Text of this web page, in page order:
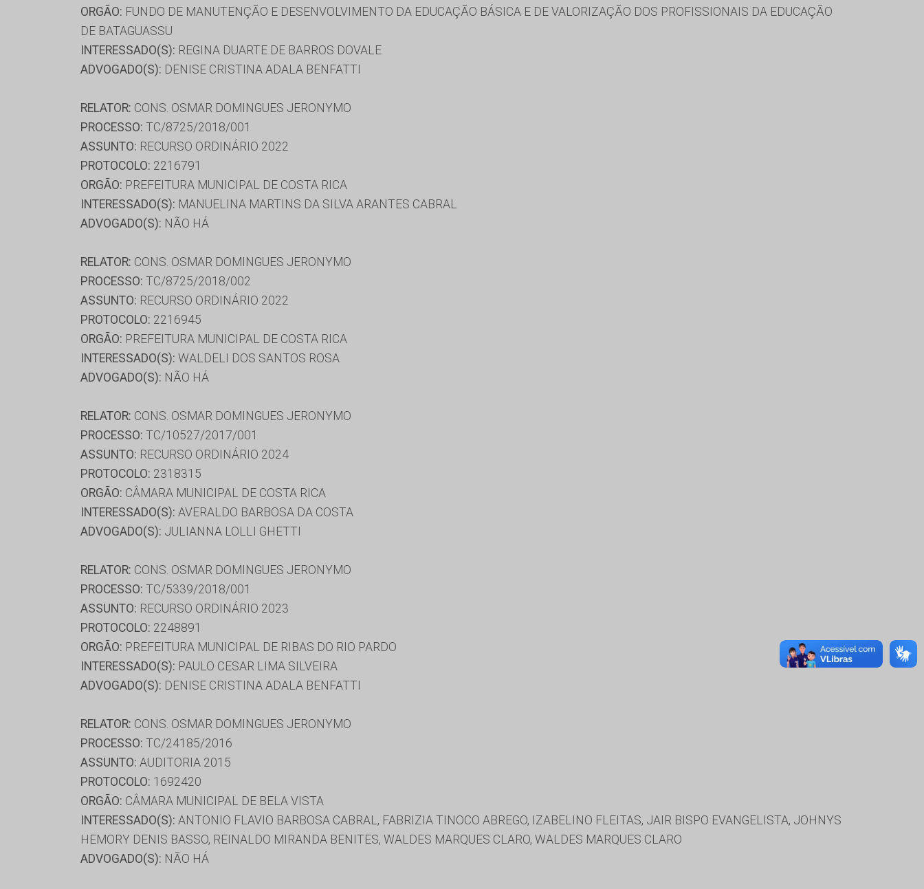
ORGÃO: FUNDO DE MANUTENÇÃO E DESENVOLVIMENTO DA EDUCAÇÃO BÁSICA E DE VALORIZAÇÃO DOS PROFISSIONAIS DA EDUCAÇÃO
DE BATAGUASSU
INTERESSADO(S): REGINA DUARTE DE BARROS DOVALE
ADVOGADO(S): DENISE CRISTINA ADALA BENFATTI
RELATOR: CONS. OSMAR DOMINGUES JERONYMO
PROCESSO: TC/8725/2018/001
ASSUNTO: RECURSO ORDINÁRIO 2022
PROTOCOLO: 2216791
ORGÃO: PREFEITURA MUNICIPAL DE COSTA RICA
INTERESSADO(S): MANUELINA MARTINS DA SILVA ARANTES CABRAL
ADVOGADO(S): NÃO HÁ
RELATOR: CONS. OSMAR DOMINGUES JERONYMO
PROCESSO: TC/8725/2018/002
ASSUNTO: RECURSO ORDINÁRIO 2022
PROTOCOLO: 2216945
ORGÃO: PREFEITURA MUNICIPAL DE COSTA RICA
INTERESSADO(S): WALDELI DOS SANTOS ROSA
ADVOGADO(S): NÃO HÁ
RELATOR: CONS. OSMAR DOMINGUES JERONYMO
PROCESSO: TC/10527/2017/001
ASSUNTO: RECURSO ORDINÁRIO 2024
PROTOCOLO: 2318315
ORGÃO: CÂMARA MUNICIPAL DE COSTA RICA
INTERESSADO(S): AVERALDO BARBOSA DA COSTA
ADVOGADO(S): JULIANNA LOLLI GHETTI
RELATOR: CONS. OSMAR DOMINGUES JERONYMO
PROCESSO: TC/5339/2018/001
ASSUNTO: RECURSO ORDINÁRIO 2023
PROTOCOLO: 2248891
ORGÃO: PREFEITURA MUNICIPAL DE RIBAS DO RIO PARDO
INTERESSADO(S): PAULO CESAR LIMA SILVEIRA
ADVOGADO(S): DENISE CRISTINA ADALA BENFATTI
RELATOR: CONS. OSMAR DOMINGUES JERONYMO
PROCESSO: TC/24185/2016
ASSUNTO: AUDITORIA 2015
PROTOCOLO: 1692420
ORGÃO: CÂMARA MUNICIPAL DE BELA VISTA
INTERESSADO(S): ANTONIO FLAVIO BARBOSA CABRAL, FABRIZIA TINOCO ABREGO, IZABELINO FLEITAS, JAIR BISPO EVANGELISTA, JOHNYS
HEMORY DENIS BASSO, REINALDO MIRANDA BENITES, WALDES MARQUES CLARO, WALDES MARQUES CLARO
ADVOGADO(S): NÃO HÁ